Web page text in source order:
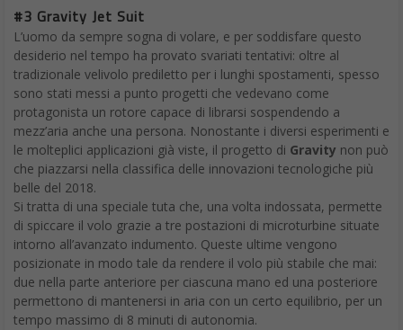
#3 Gravity Jet Suit
L’uomo da sempre sogna di volare, e per soddisfare questo
desiderio nel tempo ha provato svariati tentativi: oltre al
tradizionale velivolo prediletto per i lunghi spostamenti, spesso
sono stati messi a punto progetti che vedevano come
protagonista un rotore capace di librarsi sospendendo a
mezz’aria anche una persona. Nonostante i diversi esperimenti e
le molteplici applicazioni già viste, il progetto di Gravity non può
che piazzarsi nella classifica delle innovazioni tecnologiche più
belle del 2018.
Si tratta di una speciale tuta che, una volta indossata, permette
di spiccare il volo grazie a tre postazioni di microturbine situate
intorno all’avanzato indumento. Queste ultime vengono
posizionate in modo tale da rendere il volo più stabile che mai:
due nella parte anteriore per ciascuna mano ed una posteriore
permettono di mantenersi in aria con un certo equilibrio, per un
tempo massimo di 8 minuti di autonomia.